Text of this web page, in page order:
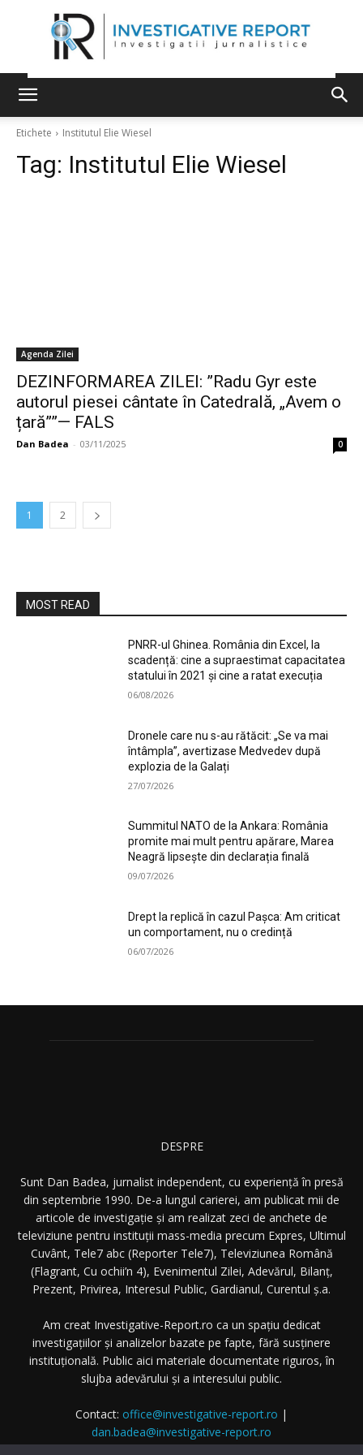
Etichete Institutul Elie Wiesel
Tag: Institutul Elie Wiesel
Agenda Zilei
DEZINFORMAREA ZILEI: ”Radu Gyr este
autorul piesei cântate în Catedrală, „Avem o
țară””— FALS
Dan Badea - 03/11/2025 0
1 2
MOST READ
PNRR-ul Ghinea. România din Excel, la
scadență: cine a supraestimat capacitatea
statului în 2021 și cine a ratat execuția
06/08/2026
Dronele care nu s-au rătăcit: „Se va mai
întâmpla”, avertizase Medvedev după
explozia de la Galați
27/07/2026
Summitul NATO de la Ankara: România
promite mai mult pentru apărare, Marea
Neagră lipsește din declarația finală
09/07/2026
Drept la replică în cazul Pașca: Am criticat
un comportament, nu o credință
06/07/2026
DESPRE
Sunt Dan Badea, jurnalist independent, cu experiență în presă
din septembrie 1990. De-a lungul carierei, am publicat mii de
articole de investigație și am realizat zeci de anchete de
televiziune pentru instituții mass-media precum Expres, Ultimul
Cuvânt, Tele7 abc (Reporter Tele7), Televiziunea Română
(Flagrant, Cu ochii’n 4), Evenimentul Zilei, Adevărul, Bilanț,
Prezent, Privirea, Interesul Public, Gardianul, Curentul ș.a.
Am creat Investigative-Report.ro ca un spațiu dedicat
investigațiilor și analizelor bazate pe fapte, fără susținere
instituțională. Public aici materiale documentate riguros, în
slujba adevărului și a interesului public.
Contact: office@investigative-report.ro |
dan.badea@investigative-report.ro
© 2025 Investigative-Report.ro. Toate drepturile rezervate.